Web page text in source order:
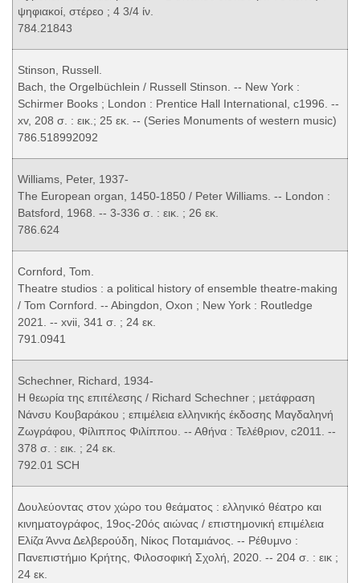
ψηφιακοί, στέρεο ; 4 3/4 ίν.
784.21843
Stinson, Russell.
Bach, the Orgelbüchlein / Russell Stinson. -- New York :
Schirmer Books ; London : Prentice Hall International, c1996. --
xv, 208 σ. : εικ.; 25 εκ. -- (Series Monuments of western music)
786.518992092
Williams, Peter, 1937-
The European organ, 1450-1850 / Peter Williams. -- London :
Batsford, 1968. -- 3-336 σ. : εικ. ; 26 εκ.
786.624
Cornford, Tom.
Theatre studios : a political history of ensemble theatre-making
/ Tom Cornford. -- Abingdon, Oxon ; New York : Routledge
2021. -- xvii, 341 σ. ; 24 εκ.
791.0941
Schechner, Richard, 1934-
Η θεωρία της επιτέλεσης / Richard Schechner ; μετάφραση
Νάνσυ Κουβαράκου ; επιμέλεια ελληνικής έκδοσης Μαγδαληνή
Ζωγράφου, Φίλιππος Φιλίππου. -- Αθήνα : Τελέθριον, c2011. --
378 σ. : εικ. ; 24 εκ.
792.01 SCH
Δουλεύοντας στον χώρο του θεάματος : ελληνικό θέατρο και
κινηματογράφος, 19ος-20ός αιώνας / επιστημονική επιμέλεια
Ελίζα Άννα Δελβερούδη, Νίκος Ποταμιάνος. -- Ρέθυμνο :
Πανεπιστήμιο Κρήτης, Φιλοσοφική Σχολή, 2020. -- 204 σ. : εικ ;
24 εκ.